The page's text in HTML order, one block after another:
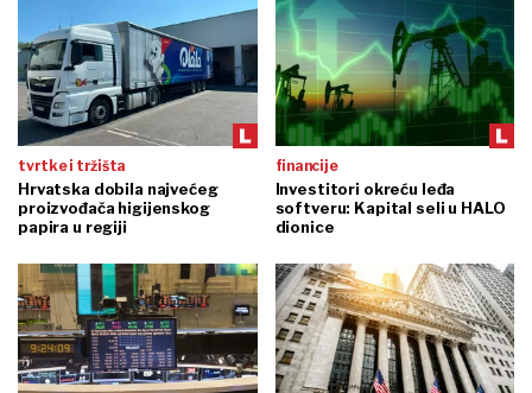
tvrtke i tržišta
Hrvatska dobila najvećeg
proizvođača higijenskog
papira u regiji
financije
Investitori okreću leđa
softveru: Kapital seli u HALO
dionice